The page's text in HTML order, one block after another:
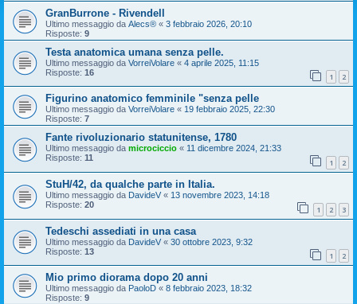
GranBurrone - Rivendell
Ultimo messaggio da Alecs® « 3 febbraio 2026, 20:10
Risposte: 9
Testa anatomica umana senza pelle.
Ultimo messaggio da VorreiVolare « 4 aprile 2025, 11:15
Risposte: 16 1 2
Figurino anatomico femminile "senza pelle
Ultimo messaggio da VorreiVolare « 19 febbraio 2025, 22:30
Risposte: 7
Fante rivoluzionario statunitense, 1780
Ultimo messaggio da microciccio « 11 dicembre 2024, 21:33
Risposte: 11 1 2
StuH/42, da qualche parte in Italia.
Ultimo messaggio da DavideV « 13 novembre 2023, 14:18
Risposte: 20 1 2 3
Tedeschi assediati in una casa
Ultimo messaggio da DavideV « 30 ottobre 2023, 9:32
Risposte: 13 1 2
Mio primo diorama dopo 20 anni
Ultimo messaggio da PaoloD « 8 febbraio 2023, 18:32
Risposte: 9